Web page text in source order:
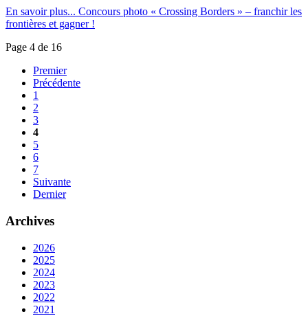
En savoir plus... Concours photo « Crossing Borders » – franchir les
frontières et gagner !
Page 4 de 16
Premier
Précédente
1
2
3
4
5
6
7
Suivante
Dernier
Archives
2026
2025
2024
2023
2022
2021